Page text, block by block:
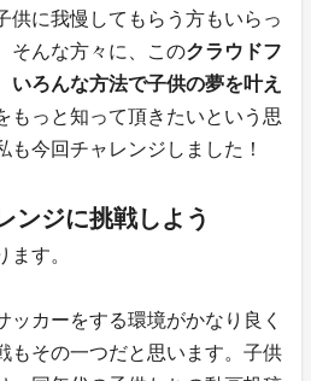
供に我慢してもらう方もいらっ
そんな方々に、このクラウドフ
いろんな方法で子供の夢を叶え
もっと知って頂きたいという思
も今回チャレンジしました！
ンジに挑戦しよう
ます。
ッカーをする環境がかなり良く
もその一つだと思います。子供